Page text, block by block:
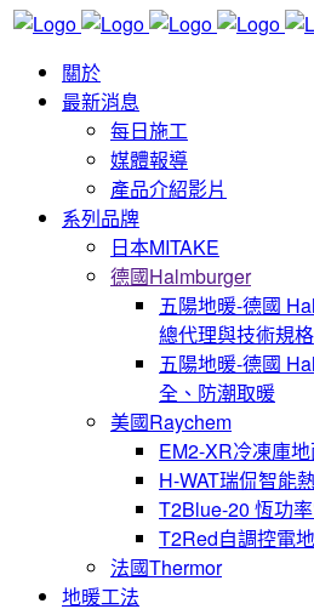
關於
最新消息
每日施工
媒體報導
產品介紹影片
系列品牌
日本MITAKE
德國Halmburger
五陽地暖-德國
總代理與技術規格
五陽地暖-德國
全、防潮取暖
美國Raychem
EM2-XR冷凍庫
H-WAT瑞侃智能
T2Blue-20 恆功
T2Red自調控電
法國Thermor
地暖工法